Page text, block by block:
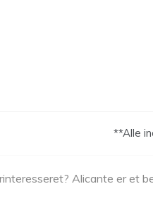
**Alle
Alicante er et